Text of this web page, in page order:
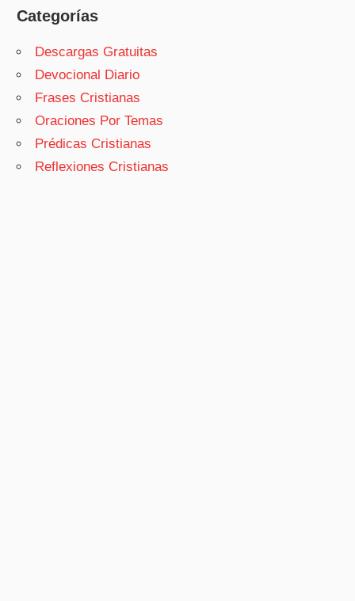
Categorías
Descargas Gratuitas
Devocional Diario
Frases Cristianas
Oraciones Por Temas
Prédicas Cristianas
Reflexiones Cristianas